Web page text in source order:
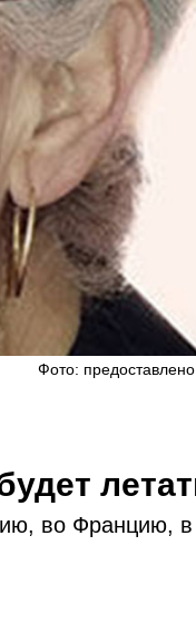
Фото:
во Францию, в